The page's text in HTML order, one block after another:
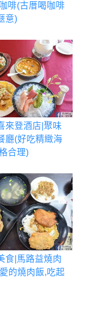
啡(古厝喝咖啡
意)
來登酒店|聚味
廳(好吃精緻海
合理)
食|馬路益燒肉
的燒肉飯,吃起